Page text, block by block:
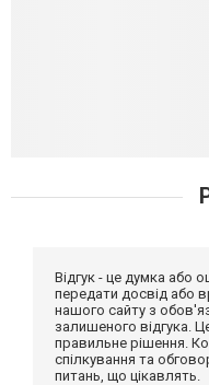
Відгук - це думка або
передати досвід або
нашого сайту з
залишеного відгука.
правильне рішення.
спілкування та
питань, що цікавлять.